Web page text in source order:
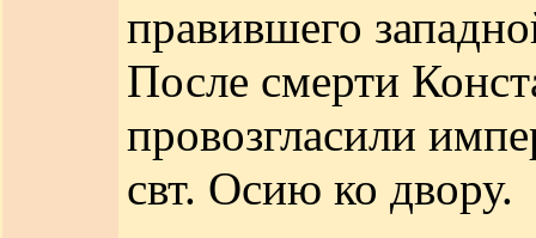
правившего
После смерти
провозгласили
свт. Осию ко двору.